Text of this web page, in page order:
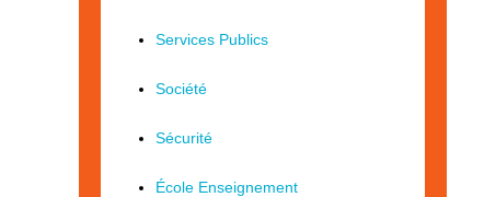
Services Publics
Société
Sécurité
École Enseignement